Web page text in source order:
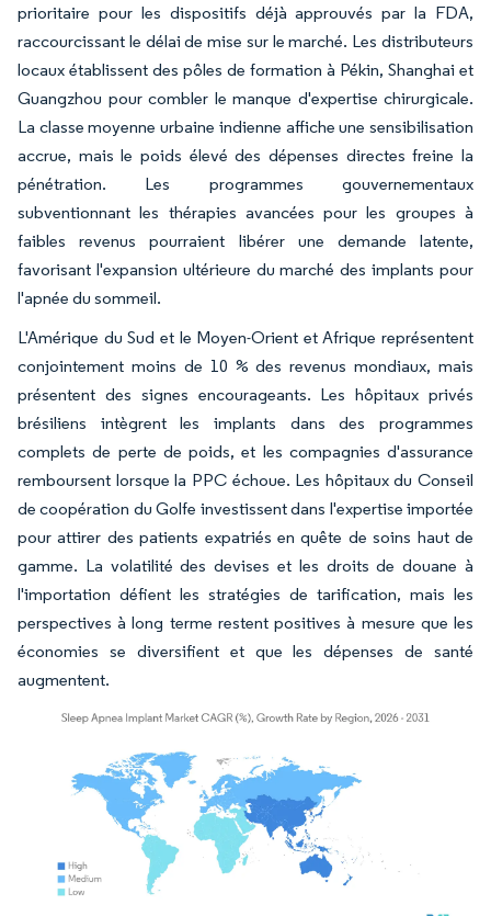
prioritaire pour les dispositifs déjà approuvés par la FDA,
raccourcissant le délai de mise sur le marché. Les distributeurs
locaux établissent des pôles de formation à Pékin, Shanghai et
Guangzhou pour combler le manque d'expertise chirurgicale.
La classe moyenne urbaine indienne affiche une sensibilisation
accrue, mais le poids élevé des dépenses directes freine la
pénétration. Les programmes gouvernementaux
subventionnant les thérapies avancées pour les groupes à
faibles revenus pourraient libérer une demande latente,
favorisant l'expansion ultérieure du marché des implants pour
l'apnée du sommeil.
L'Amérique du Sud et le Moyen-Orient et Afrique représentent
conjointement moins de 10 % des revenus mondiaux, mais
présentent des signes encourageants. Les hôpitaux privés
brésiliens intègrent les implants dans des programmes
complets de perte de poids, et les compagnies d'assurance
remboursent lorsque la PPC échoue. Les hôpitaux du Conseil
de coopération du Golfe investissent dans l'expertise importée
pour attirer des patients expatriés en quête de soins haut de
gamme. La volatilité des devises et les droits de douane à
l'importation défient les stratégies de tarification, mais les
perspectives à long terme restent positives à mesure que les
économies se diversifient et que les dépenses de santé
augmentent.